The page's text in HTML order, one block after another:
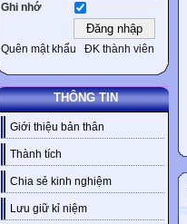
Ghi nhớ
Quên mật khẩu ĐK thành viên
THÔNG TIN
Giới thiệu bản thân
Thành tích
Chia sẻ kinh nghiệm
Lưu giữ kỉ niệm